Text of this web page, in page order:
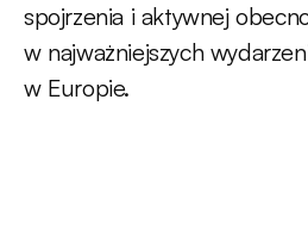
spojrzenia i aktywnej
w najważniejszych
w Europie.